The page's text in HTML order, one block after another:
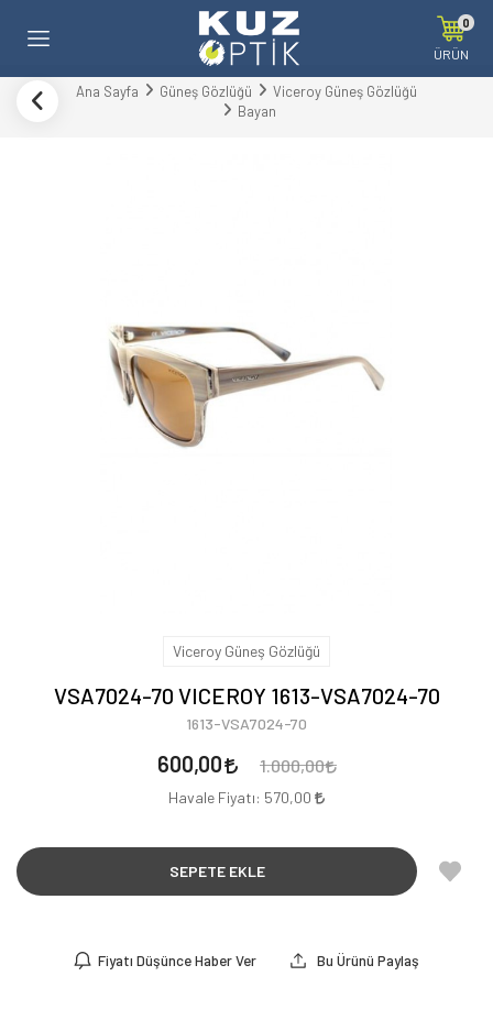
0
ÜRÜN
Ana Sayfa Güneş Gözlüğü
Viceroy Güneş Gözlüğü
Bayan
Viceroy Güneş Gözlüğü
VSA7024-70 VICEROY 1613-VSA7024-70
1613-VSA7024-70
600,00 1.000,00
Havale Fiyatı: 570,00
SEPETE EKLE
Fiyatı Düşünce Haber Ver Bu Ürünü Paylaş